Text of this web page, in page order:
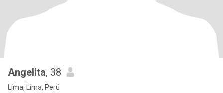
Angelita, 38
Lima, Lima, Perú